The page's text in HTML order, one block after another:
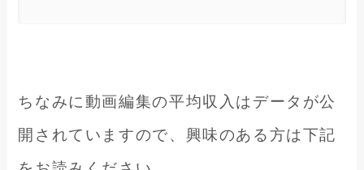
ちなみに動画編集の平均収入はデータが公
開されていますので、興味のある方は下記